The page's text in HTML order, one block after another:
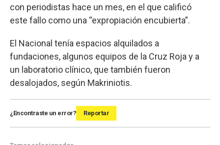
con periodistas hace un mes, en el que calificó
este fallo como una “expropiación encubierta”.
El Nacional tenía espacios alquilados a
fundaciones, algunos equipos de la Cruz Roja y a
un laboratorio clínico, que también fueron
desalojados, según Makriniotis.
¿Encontraste un error? Reportar